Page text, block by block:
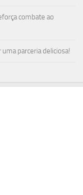
combate ao
uma parceria deliciosa!